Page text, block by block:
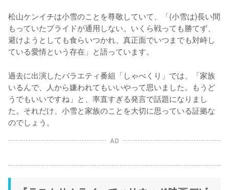
松山ケンイチは小雪のことを尊敬していて、「(小雪は)長い間
もっていたプライドが通用しない。いくら戦っても勝てず、
避けようとしても食らいつかれ、真正面でいつまでも対峙し
ている愛情という存在」と語っています。
過去に出演したバラエティ番組「しゃべくり」では、「家族
いるんで、人から嫌われてもいいやって思いました。もうど
うでもいいですね」と、率直すぎる発言で話題になりまし
た。それだけ、小雪と家族のことを大切に思っている証拠な
のでしょう。
AD